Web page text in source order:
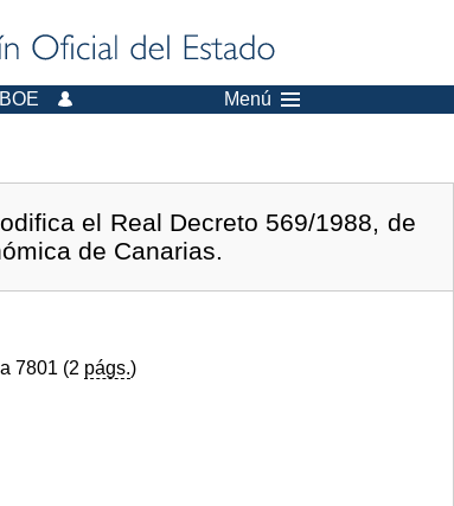
Menú
el Real Decreto 569/1988, de
de Canarias.
7801 (2 págs.)